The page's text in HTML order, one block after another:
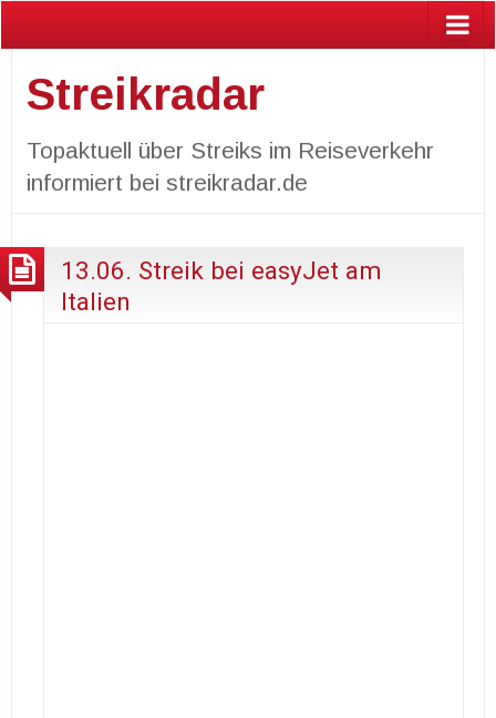
Streikradar
Topaktuell über Streiks im Reiseverkehr
informiert bei streikradar.de
13.06. Streik bei easyJet am
Italien